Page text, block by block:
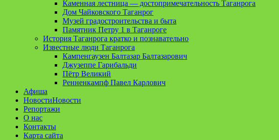
Каменная лестница — достопримечательность Таганрога
Дом Чайковского Таганрог
Музей градостроительства и быта
Памятник Петру 1 в Таганроге
История Таганрога кратко и познавательно
Известные люди Таганрога
Кампенгаузен Балтазар Балтазарович
Джузеппе Гарибальди
Пётр Великий
Ренненкампф Павел Карлович
Афиша
НовостиНовости
Репортажи
О нас
Контакты
Карта сайта